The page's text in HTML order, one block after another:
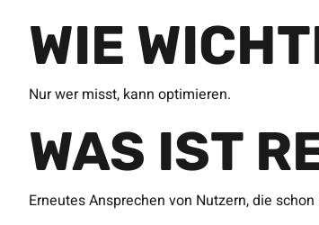
WIE
Nur wer misst, kann optimieren.
WAS IST
Erneutes Ansprechen von Nutzern, die